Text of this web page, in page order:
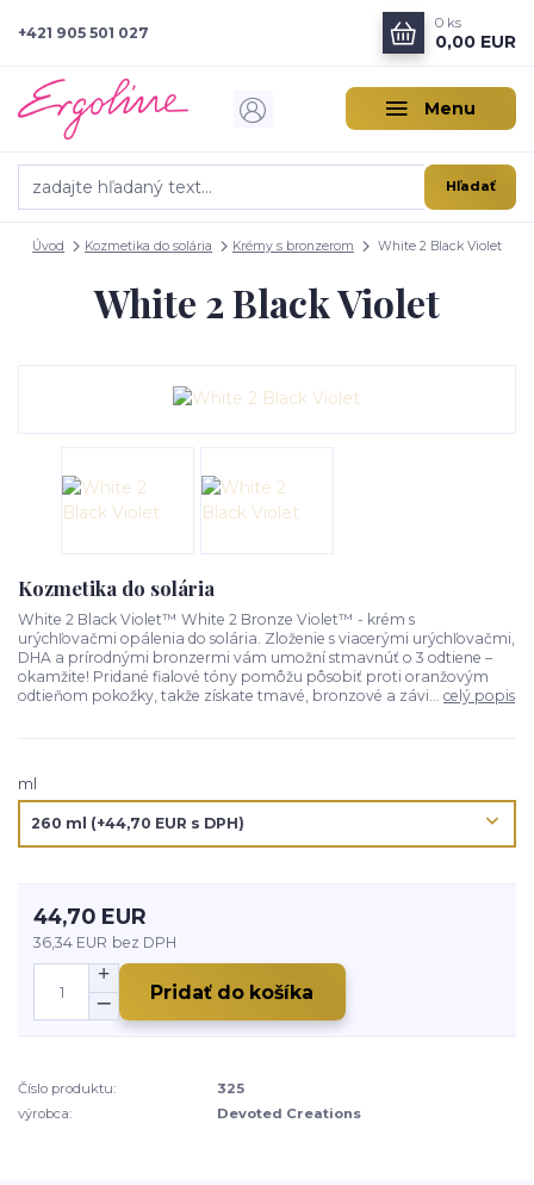
Menu
Hľadať
+421 905 501 027
0 ks
0,00 EUR
Úvod Kozmetika do solária Krémy s bronzerom White 2 Black Violet
White 2 Black Violet
Kozmetika do solária
White 2 Black Violet™ White 2 Bronze Violet™ - krém s
urýchľovačmi opálenia do solária. Zloženie s viacerými urýchľovačmi,
DHA a prírodnými bronzermi vám umožní stmavnúť o 3 odtiene –
okamžite! Pridané fialové tóny pomôžu pôsobiť proti oranžovým
odtieňom pokožky, takže získate tmavé, bronzové a závi... celý popis
ml
44,70 EUR
36,34 EUR bez DPH
Pridať do košíka
Číslo produktu:
325
výrobca:
Devoted Creations